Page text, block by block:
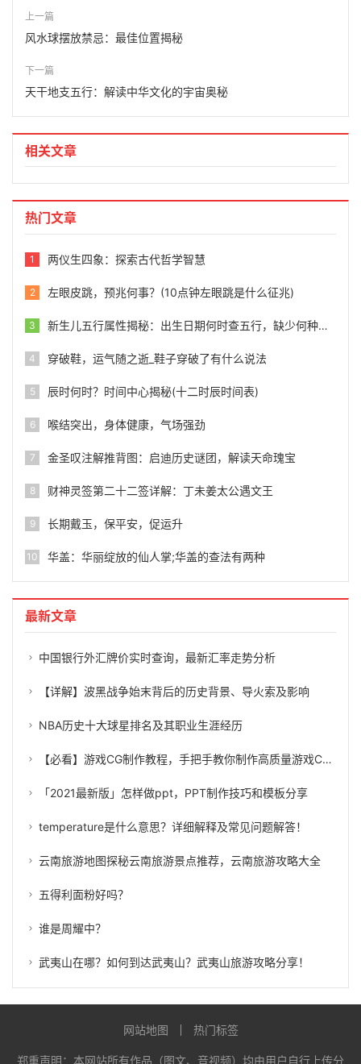
上一篇
风水球摆放禁忌：最佳位置揭秘
下一篇
天干地支五行：解读中华文化的宇宙奥秘
相关文章
热门文章
1 两仪生四象：探索古代哲学智慧
2 左眼皮跳，预兆何事？(10点钟左眼跳是什么征兆)
3 新生儿五行属性揭秘：出生日期何时查五行，缺少何种元素？
4 穿破鞋，运气随之逝_鞋子穿破了有什么说法
5 辰时何时？时间中心揭秘(十二时辰时间表)
6 喉结突出，身体健康，气场强劲
7 金圣叹注解推背图：启迪历史谜团，解读天命瑰宝
8 财神灵签第二十二签详解：丁未姜太公遇文王
9 长期戴玉，保平安，促运升
10 华盖：华丽绽放的仙人掌;华盖的查法有两种
最新文章
中国银行外汇牌价实时查询，最新汇率走势分析
【详解】波黑战争始末背后的历史背景、导火索及影响
NBA历史十大球星排名及其职业生涯经历
【必看】游戏CG制作教程，手把手教你制作高质量游戏CG！
「2021最新版」怎样做ppt，PPT制作技巧和模板分享
temperature是什么意思？详细解释及常见问题解答！
云南旅游地图探秘云南旅游景点推荐，云南旅游攻略大全
五得利面粉好吗？
谁是周耀中？
武夷山在哪？如何到达武夷山？武夷山旅游攻略分享！
网站地图 热门标签
郑重声明：本网站所有作品（图文、音视频）均由用户自行上传分